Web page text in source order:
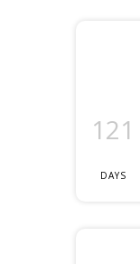
121
DAYS